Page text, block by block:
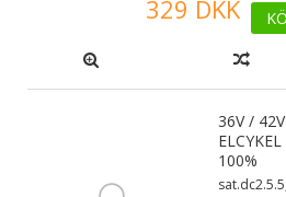
329 DKK
36V /
100%